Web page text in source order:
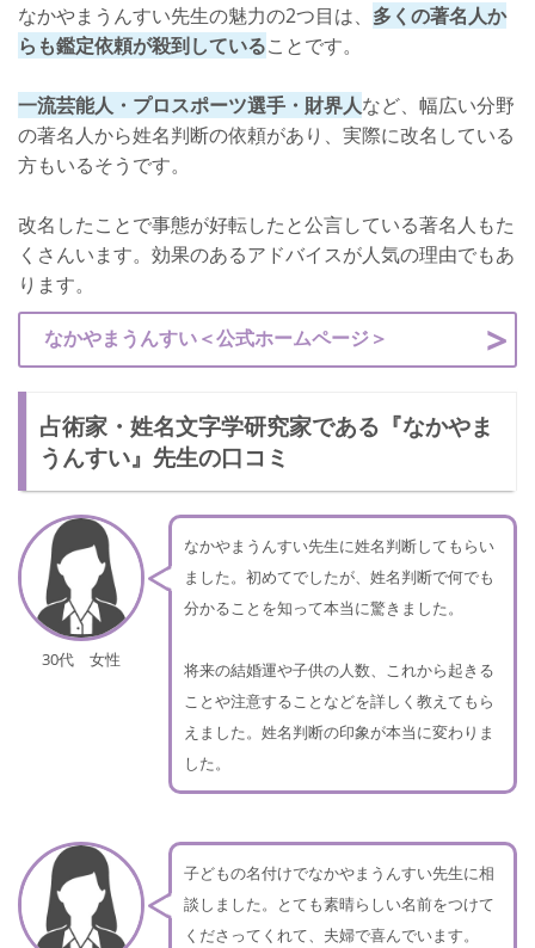
なかやまうんすい先生の魅力の2つ目は、 多くの著名人か
らも鑑定依頼が殺到していることです。
一流芸能人・プロスポーツ選手・財界人など、幅広い分野
の著名人から姓名判断の依頼があり、実際に改名している
方もいるそうです。
改名したことで事態が好転したと公言している著名人もた
くさんいます。効果のあるアドバイスが人気の理由でもあ
ります。
なかやまうんすい＜公式ホームページ＞
占術家・姓名文字学研究家である『なかやま
うんすい』先生の口コミ
30代 女性
なかやまうんすい先生に姓名判断してもらい
ました。初めてでしたが、姓名判断で何でも
分かることを知って本当に驚きました。
将来の結婚運や子供の人数、これから起きる
ことや注意することなどを詳しく教えてもら
えました。姓名判断の印象が本当に変わりま
した。
子どもの名付けでなかやまうんすい先生に相
談しました。とても素晴らしい名前をつけて
くださってくれて、夫婦で喜んでいます。